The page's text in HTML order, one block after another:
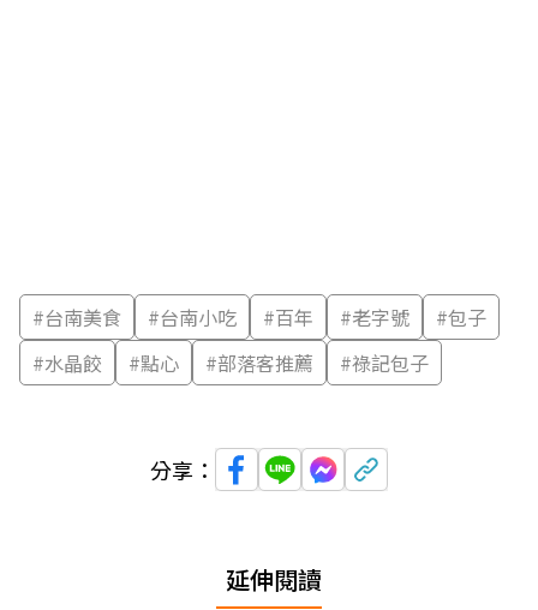
#台南美食 #台南小吃 #百年 #老字號 #包子
#水晶餃 #點心 #部落客推薦 #祿記包子
分享：
延伸閱讀